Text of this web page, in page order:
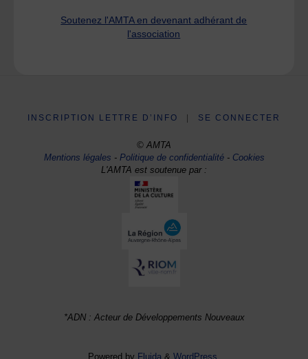
Soutenez l'AMTA en devenant adhérant de
l'association
INSCRIPTION LETTRE D’INFO SE CONNECTER
© AMTA
Mentions légales -Politique de confidentialité- Cookies
L'AMTA est soutenue par :
*ADN : Acteur de Développements Nouveaux
Powered by Fluida & WordPress.